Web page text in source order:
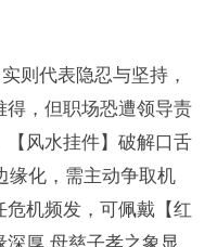
则代表隐忍与坚持，
得，但职场恐遭领导责
风水挂件】破解口舌
缘化，需主动争取机
机频发，可佩戴【红
厚,母慈子孝之象显